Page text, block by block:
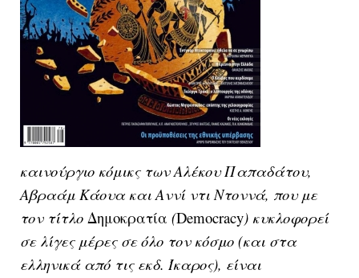
καινούργιο κόμικς των Αλέκου Παπαδάτου,
Αβραάμ Κάουα και Αννί ντι Ντοννά, που με
τον τίτλο Δημοκρατία (Democracy) κυκλοφορεί
σε λίγες μέρες σε όλο τον κόσμο (και στα
ελληνικά από τις εκδ. Ίκαρος), είναι